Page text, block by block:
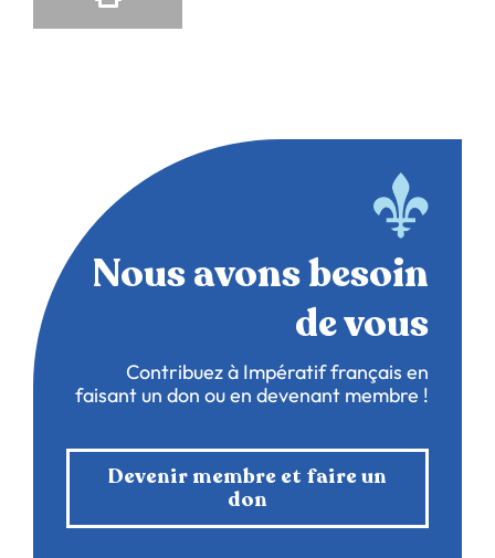
Nous avons besoin
de vous
Contribuez à Impératif français en
faisant un don ou en devenant membre !
Devenir membre et faire un
don